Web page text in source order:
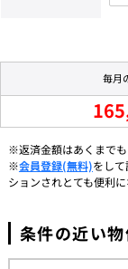
毎月
※返済金額はあくまでも
※会員登録(無料)をし
ションされとても便利に
条件の近い